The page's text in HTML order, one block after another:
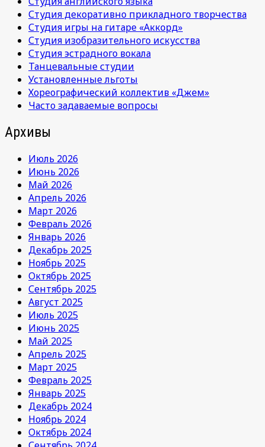
Студия декоративно прикладного творчества
Студия игры на гитаре «Аккорд»
Студия изобразительного искусства
Студия эстрадного вокала
Танцевальные студии
Установленные льготы
Хореографический коллектив «Джем»
Часто задаваемые вопросы
Архивы
Июль 2026
Июнь 2026
Май 2026
Апрель 2026
Март 2026
Февраль 2026
Январь 2026
Декабрь 2025
Ноябрь 2025
Октябрь 2025
Сентябрь 2025
Август 2025
Июль 2025
Июнь 2025
Май 2025
Апрель 2025
Март 2025
Февраль 2025
Январь 2025
Декабрь 2024
Ноябрь 2024
Октябрь 2024